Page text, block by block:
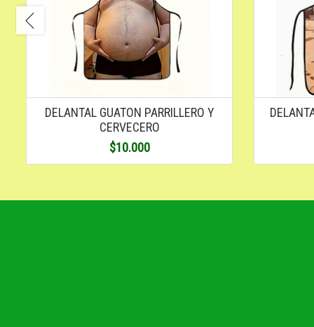
DELANTAL GUATON PARRILLERO Y
CERVECERO
$10.000